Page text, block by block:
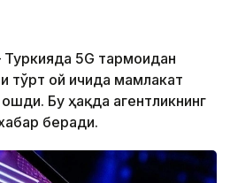
5G тармоғидан
тўрт ой ичида мамлакат
Бу ҳақда агентликнинг
беради.